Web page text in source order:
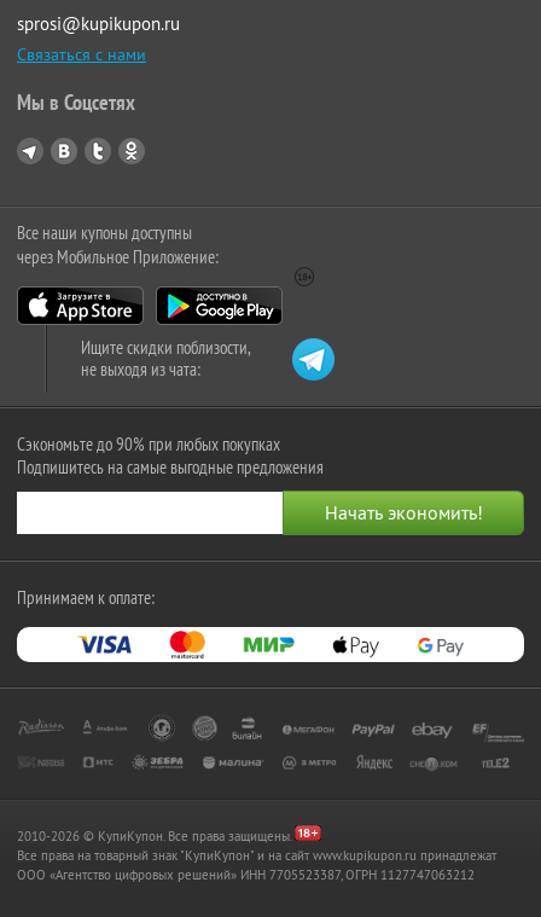
sprosi@kupikupon.ru
Связаться с нами
Мы в Соцсетях
Все наши купоны доступны
через Мобильное Приложение:
Ищите скидки поблизости,
не выходя из чата:
Сэкономьте до 90% при любых покупках
Подпишитесь на самые выгодные предложения
Принимаем к оплате:
2010-2026 © КупиКупон. Все права защищены.
Все права на товарный знак "КупиКупон" и на сайт www.kupikupon.ru принадлежат
OOO «Агентство цифровых решений» ИНН 7705523387, ОГРН 1127747063212